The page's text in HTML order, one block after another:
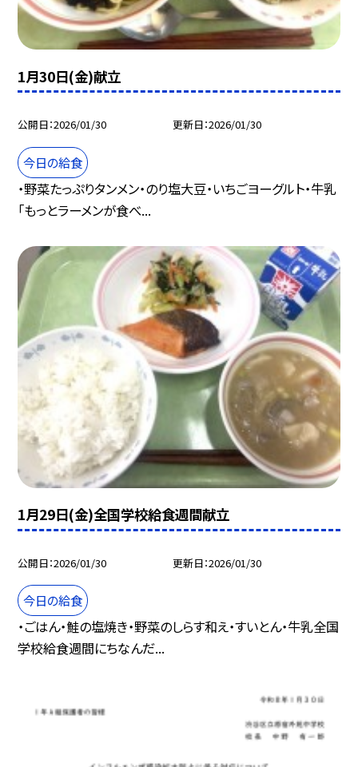
1月30日(金)献立
公開日 2026/01/30 更新日 2026/01/30
今日の給食
・野菜たっぷりタンメン・のり塩大豆・いちごヨーグルト・牛乳
「もっとラーメンが食べ...
1月29日(金)全国学校給食週間献立
公開日 2026/01/30 更新日 2026/01/30
今日の給食
・ごはん・鮭の塩焼き・野菜のしらす和え・すいとん・牛乳全国
学校給食週間にちなんだ...